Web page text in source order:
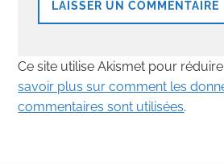
Ce site utilise Akismet pour
savoir plus sur comment les
commentaires sont utilisées.